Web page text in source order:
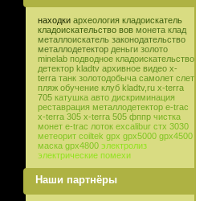
находки археология кладоискатель
кладоискательство вов монета клад
металлоискатель законодательство
металлодетектор деньги золото
minelab подводное кладоискательство
детектор kladtv архивное видео x-
terra танк золотодобыча самолет слет
пляж обучение клуб kladtv,ru x-terra
705 катушка авто дискриминация
реставрация металлодетектор e-trac
x-terra 305 x-terra 505 фппр чистка
монет e-trac лоток excalibur стх 3030
метеорит coiltek gpx gpx5000 gpx4500
маска gpx4800 электролиз
электрические помехи
Наши партнёры